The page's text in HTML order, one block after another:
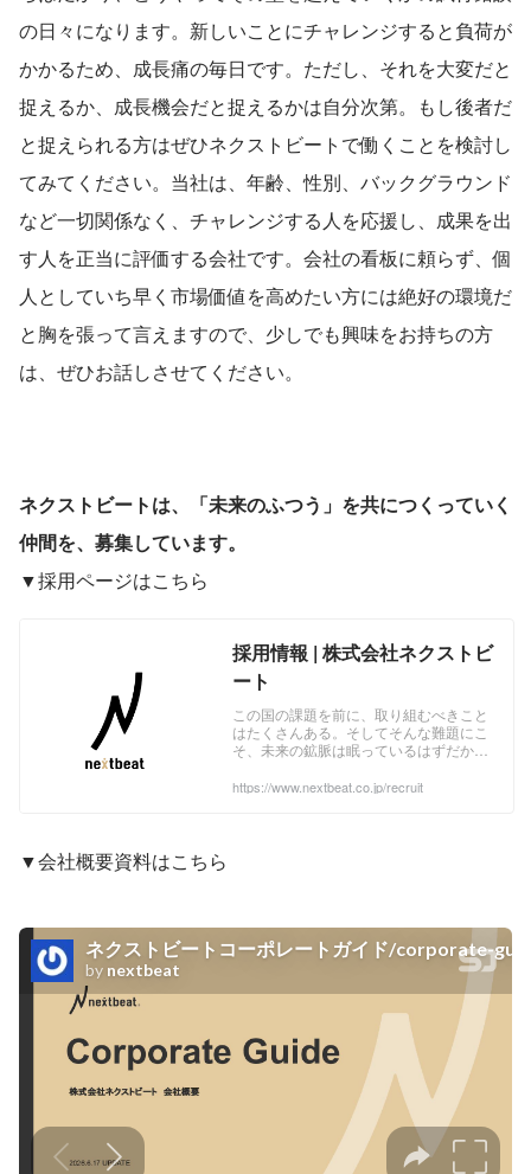
の日々になります。新しいことにチャレンジすると負荷が
かかるため、成長痛の毎日です。ただし、それを大変だと
捉えるか、成長機会だと捉えるかは自分次第。もし後者だ
と捉えられる方はぜひネクストビートで働くことを検討し
てみてください。当社は、年齢、性別、バックグラウンド
など一切関係なく、チャレンジする人を応援し、成果を出
す人を正当に評価する会社です。会社の看板に頼らず、個
人としていち早く市場価値を高めたい方には絶好の環境だ
と胸を張って言えますので、少しでも興味をお持ちの方
は、ぜひお話しさせてください。
ネクストビートは、「未来のふつう」を共につくっていく
仲間を、募集しています。
▼採用ページはこちら
採用情報 | 株式会社ネクストビ
ート
この国の課題を前に、取り組むべきこと
はたくさんある。そしてそんな難題にこ
そ、未来の鉱脈は眠っているはずだか
力、そして熱いベンチャーマインドで、
https://www.nextbeat.co.jp/recruit
▼会社概要資料はこちら